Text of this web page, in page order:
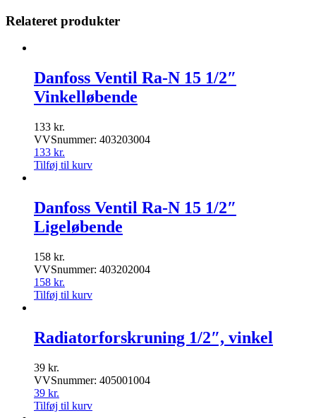
Relateret produkter
Danfoss Ventil Ra-N 15 1/2″
Vinkelløbende
133 kr.
VVSnummer: 403203004
133 kr.
Tilføj til kurv
Danfoss Ventil Ra-N 15 1/2″
Ligeløbende
158 kr.
VVSnummer: 403202004
158 kr.
Tilføj til kurv
Radiatorforskruning 1/2″, vinkel
39 kr.
VVSnummer: 405001004
39 kr.
Tilføj til kurv